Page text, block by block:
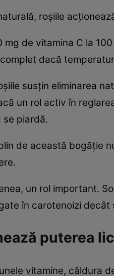
roșiile
mg de vitamina C la
dacă
susţin eliminarea
un rol activ în
se piardă.
de această bogăție
un rol important.
în carotenoizi
puterea
vitamine, căldura